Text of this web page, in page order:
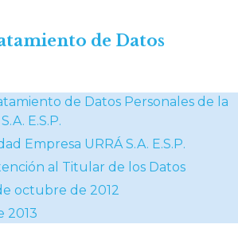
de Datos
de Datos Personales de la
E.S.P.
Empresa URRÁ S.A. E.S.P.
al Titular de los Datos
octubre de 2012
2013